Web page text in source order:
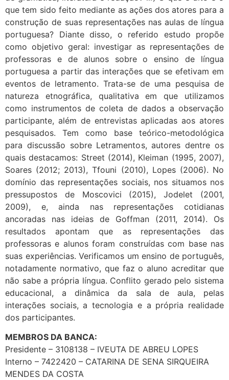
que tem sido feito mediante as ações dos atores para a
construção de suas representações nas aulas de língua
portuguesa? Diante disso, o referido estudo propõe
como objetivo geral: investigar as representações de
professoras e de alunos sobre o ensino de língua
portuguesa a partir das interações que se efetivam em
eventos de letramento. Trata-se de uma pesquisa de
natureza etnográfica, qualitativa em que utilizamos
como instrumentos de coleta de dados a observação
participante, além de entrevistas aplicadas aos atores
pesquisados. Tem como base teórico-metodológica
para discussão sobre Letramentos, autores dentre os
quais destacamos: Street (2014), Kleiman (1995, 2007),
Soares (2012; 2013), Tfouni (2010), Lopes (2006). No
domínio das representações sociais, nos situamos nos
pressupostos de Moscovici (2015), Jodelet (2001,
2009), e, ainda nas representações cotidianas
ancoradas nas ideias de Goffman (2011, 2014). Os
resultados apontam que as representações das
professoras e alunos foram construídas com base nas
suas experiências. Verificamos um ensino de português,
notadamente normativo, que faz o aluno acreditar que
não sabe a própria língua. Conflito gerado pelo sistema
educacional, a dinâmica da sala de aula, pelas
interações sociais, a tecnologia e a própria realidade
dos participantes.
MEMBROS DA BANCA:
Presidente – 3108138 – IVEUTA DE ABREU LOPES
Interno – 7422420 – CATARINA DE SENA SIRQUEIRA
MENDES DA COSTA